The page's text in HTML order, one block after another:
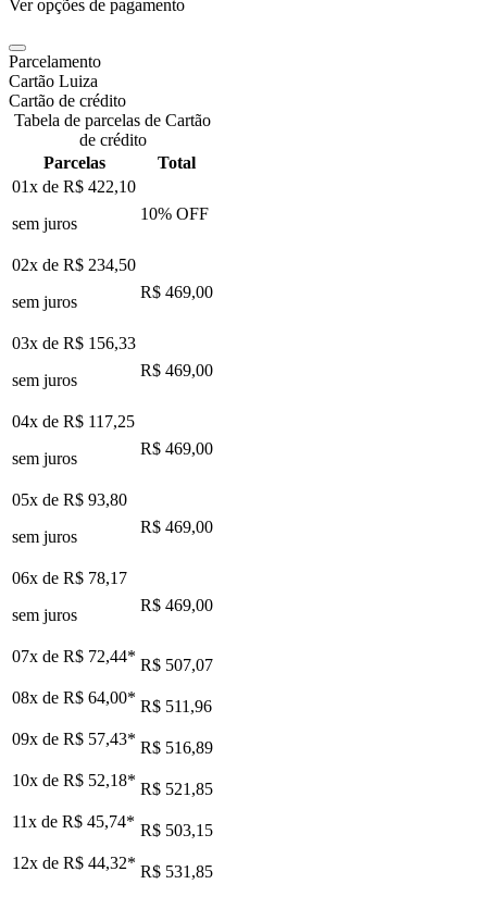
Ver opções de pagamento
Parcelamento
Cartão Luiza
Cartão de crédito
Tabela de parcelas de Cartão
de crédito
Parcelas
Total
01x de R$ 422,10
sem juros
10% OFF
02x de R$ 234,50
sem juros
R$ 469,00
03x de R$ 156,33
sem juros
R$ 469,00
04x de R$ 117,25
sem juros
R$ 469,00
05x de R$ 93,80
sem juros
R$ 469,00
06x de R$ 78,17
sem juros
R$ 469,00
07x de R$ 72,44* R$ 507,07
08x de R$ 64,00* R$ 511,96
09x de R$ 57,43* R$ 516,89
10x de R$ 52,18* R$ 521,85
11x de R$ 45,74* R$ 503,15
12x de R$ 44,32* R$ 531,85